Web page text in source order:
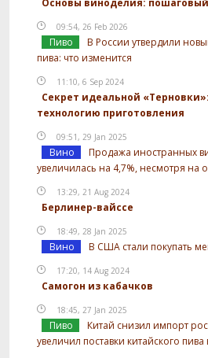
09:54, 26 Feb 2026
Пиво
В России утвердили
пива: что изменится
11:10, 6 Sep 2024
Секрет идеальной
технологию приготовления
09:51, 29 Jan 2025
Вино
Продажа иностранных
увеличилась на 4,7%, несмотря на
13:29, 21 Aug 2024
Берлинер-вайссе
18:49, 28 Jan 2025
Вино В США стали покупать
17:20, 14 Aug 2024
Самогон из кабачков
18:45, 27 Jan 2025
Пиво
Китай снизил импорт
увеличил поставки китайского